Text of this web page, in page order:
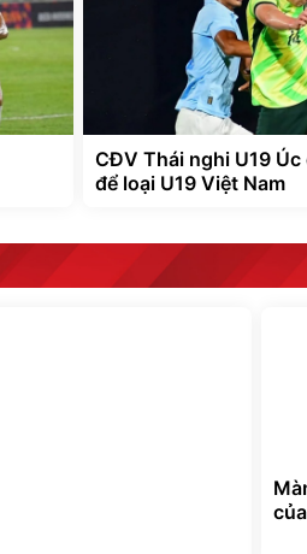
CĐV Thái nghi U19
để loại U19 Việt Nam